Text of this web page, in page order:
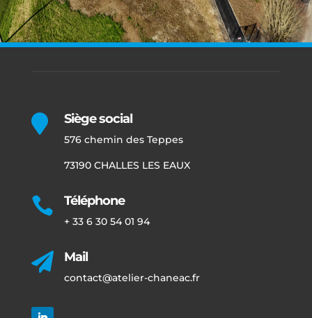
 Siège social
576 chemin des Teppes
73190 CHALLES LES EAUX
 Téléphone
+ 33 6 30 54 01 94
 Mail
contact@atelier-chaneac.fr